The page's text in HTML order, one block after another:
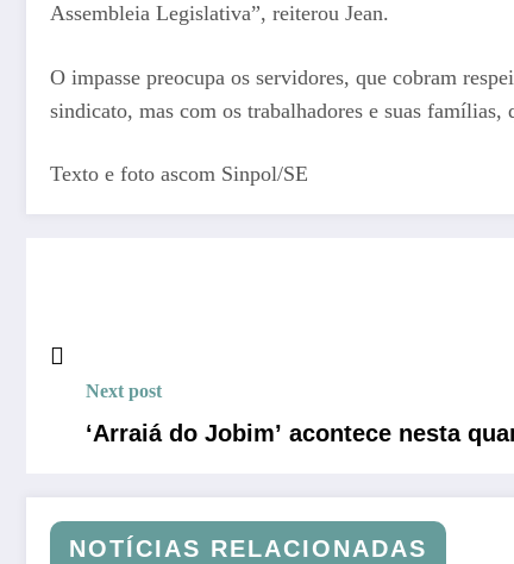
Assembleia Legislativa”, reiterou Jean.
O impasse preocupa os servidores, que cobram
sindicato, mas com os trabalhadores e suas
Texto e foto ascom Sinpol/SE
Next post
‘Arraiá do Jobim’ acontece nesta
NOTÍCIAS RELACIONADAS